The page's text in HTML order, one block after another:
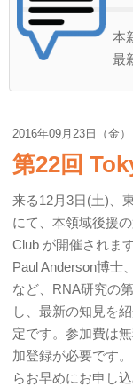
本
最
2016年09月23日（金）
第22回
来る12月3日(土)、
にて、本領域後援
Club が開催されま
Paul Anderson博士
など、RNA研究の
し、最新の知見を
定です。参加費は
加登録が必要です。
らお早めにお申し込